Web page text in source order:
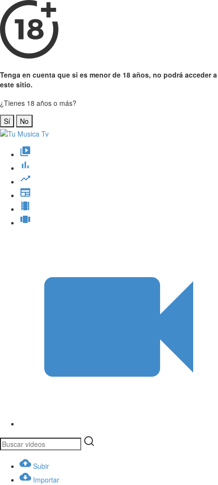
Tenga en cuenta que si es menor de 18 años, no podrá acceder a
este sitio.
¿Tienes 18 años o más?
Sí
No
Subir
Importar